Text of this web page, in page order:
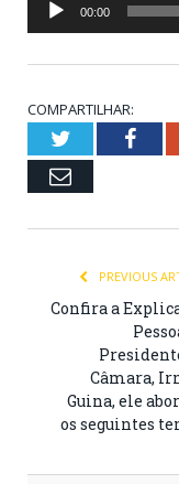
00:00
COMPARTILHAR:
Twitter
Email
PREVIOUS
Confira a
Câmara,
Guina, ele
os seguintes